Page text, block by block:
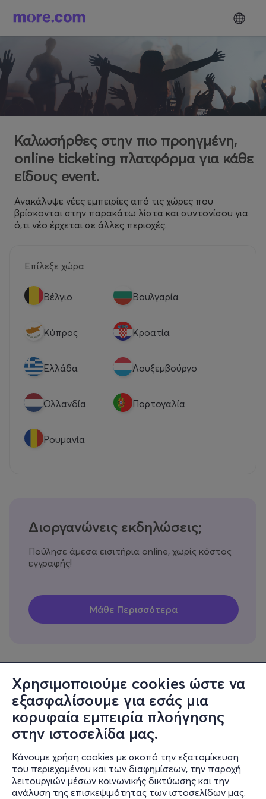
Χρησιμοποιούμε cookies ώστε να
εξασφαλίσουμε για εσάς μια
κορυφαία εμπειρία πλοήγησης
στην ιστοσελίδα μας.
Κάνουμε χρήση cookies με σκοπό την εξατομίκευση
του περιεχομένου και των διαφημίσεων, την παροχή
λειτουργιών μέσων κοινωνικής δικτύωσης και την
ανάλυση της επισκεψιμότητας των ιστοσελίδων μας.
Καλωσήρθες στην πιο προηγμένη,
online ticketing πλατφόρμα για κάθε
είδους event.
Ανακάλυψε νέες εμπειρίες από τις χώρες που
βρίσκονται στην παρακάτω λίστα και συντονίσου για
ό,τι νέο έρχεται σε άλλες περιοχές.
Επίλεξε χώρα
Βέλγιο Βουλγαρία
Κύπρος Κροατία
Eλλάδα Λουξεμβούργο
Ολλανδία Πορτογαλία
Ρουμανία
Διοργανώνεις εκδηλώσεις;
Πούλησε άμεσα εισιτήρια online, χωρίς κόστος
εγγραφής!
Πληροφορίες
Υποστήριξη
Stay Connected